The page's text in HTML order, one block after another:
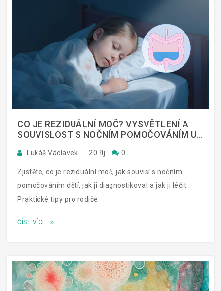
CO JE REZIDUÁLNÍ MOČ? VYSVĚTLENÍ A
SOUVISLOST S NOČNÍM POMOČOVÁNÍM U
Lukáš Václavek 20 říj 0
Zjistěte, co je reziduální moč, jak souvisí s nočním
pomočováním dětí, jak ji diagnostikovat a jak ji léčit.
Praktické tipy pro rodiče.
ČÍST VÍCE